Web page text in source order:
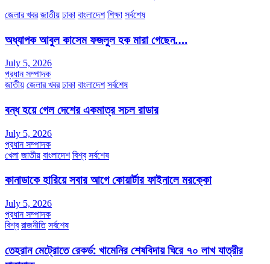
জেলার খবর জাতীয় ঢাকা বাংলাদেশ শিক্ষা সর্বশেষ
অধ্যাপক আবুল কাসেম ফজলুল হক মারা গেছেন….
July 5, 2026
প্রধান সম্পাদক
জাতীয় জেলার খবর ঢাকা বাংলাদেশ সর্বশেষ
বন্ধ হয়ে গেল দেশের একমাত্র সচল রাডার
July 5, 2026
প্রধান সম্পাদক
খেলা জাতীয় বাংলাদেশ বিশ্ব সর্বশেষ
কানাডাকে হারিয়ে সবার আগে কোয়ার্টার ফাইনালে মরক্কো
July 5, 2026
প্রধান সম্পাদক
বিশ্ব রাজনীতি সর্বশেষ
তেহরান মেট্রোতে রেকর্ড: খামেনির শেষবিদায় ঘিরে ৭০ লাখ যাত্রীর